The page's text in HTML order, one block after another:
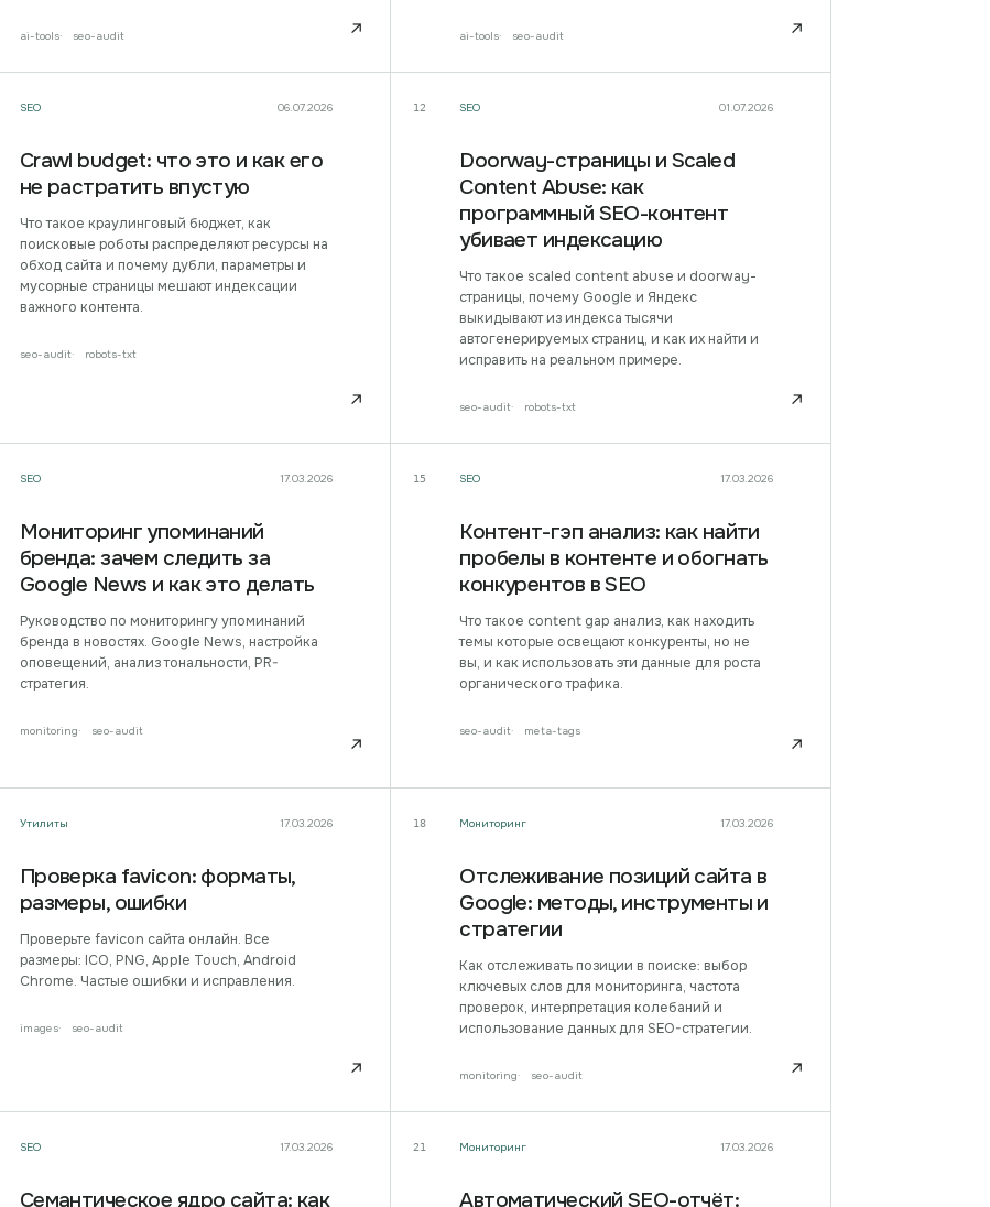
ai-tools seo-audit ↗ ai-tools seo-audit ↗
SEO 06.07.2026
Crawl budget: что это и как его
не растратить впустую
Что такое краулинговый бюджет, как
поисковые роботы распределяют ресурсы на
обход сайта и почему дубли, параметры и
мусорные страницы мешают индексации
важного контента.
seo-audit robots-txt
↗
12 SEO 01.07.2026
Doorway-страницы и Scaled
Content Abuse: как
программный SEO-контент
убивает индексацию
Что такое scaled content abuse и doorway-
страницы, почему Google и Яндекс
выкидывают из индекса тысячи
автогенерируемых страниц, и как их найти и
исправить на реальном примере.
seo-audit robots-txt ↗
SEO 17.03.2026
Мониторинг упоминаний
бренда: зачем следить за
Google News и как это делать
Руководство по мониторингу упоминаний
бренда в новостях. Google News, настройка
оповещений, анализ тональности, PR-
стратегия.
monitoring seo-audit
↗
15 SEO 17.03.2026
Контент-гэп анализ: как найти
пробелы в контенте и обогнать
конкурентов в SEO
Что такое content gap анализ, как находить
темы которые освещают конкуренты, но не
вы, и как использовать эти данные для роста
органического трафика.
seo-audit meta-tags
↗
Утилиты 17.03.2026
Проверка favicon: форматы,
размеры, ошибки
Проверьте favicon сайта онлайн. Все
размеры: ICO, PNG, Apple Touch, Android
Chrome. Частые ошибки и исправления.
images seo-audit
↗
18 Мониторинг 17.03.2026
Отслеживание позиций сайта в
Google: методы, инструменты и
стратегии
Как отслеживать позиции в поиске: выбор
ключевых слов для мониторинга, частота
проверок, интерпретация колебаний и
использование данных для SEO-стратегии.
monitoring seo-audit ↗
SEO 17.03.2026
Семантическое ядро сайта: как
21 Мониторинг 17.03.2026
Автоматический SEO-отчёт: